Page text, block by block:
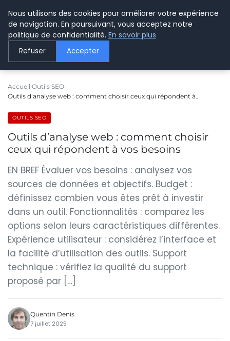
LE WEBMARKETING
Accueil Outils SEO
Outils d’analyse web : comment choisir ceux qui répondent à…
OUTILS SEO
Outils d’analyse web : comment choisir
ceux qui répondent à vos besoins
EN BREF Évaluer vos besoins : analysez vos
sources de données et objectifs. Budget :
définissez combien vous êtes prêt à investir
dans un outil. Fonctionnalités : comparez les
options selon leurs caractéristiques différentes.
Expérience utilisateur : considérez l’interface et
la facilité d’utilisation des outils. Support
technique : vérifiez la qualité du support
proposé par […]
Quentin Denis
7 juillet 2025
Nous utilisons des cookies pour améliorer votre expérience
de navigation. En poursuivant, vous acceptez notre
politique de confidentialité. En savoir plus
Refuser Accepter